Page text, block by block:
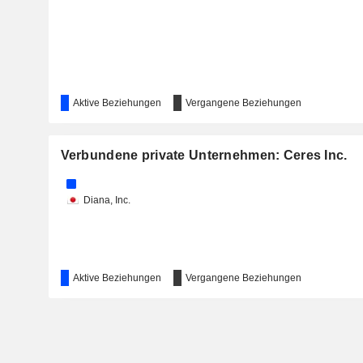
Aktive Beziehungen Vergangene Beziehungen
Verbundene private Unternehmen: Ceres Inc.
Diana, Inc.
Aktive Beziehungen Vergangene Beziehungen